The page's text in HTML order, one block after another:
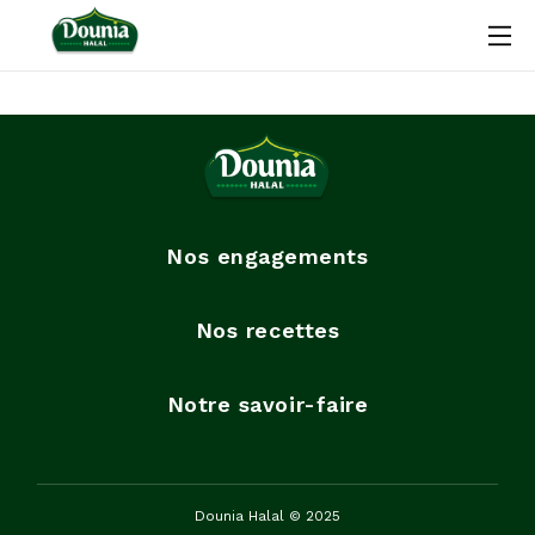
Nos engagements
Nos recettes
Notre savoir-faire
Dounia Halal © 2025